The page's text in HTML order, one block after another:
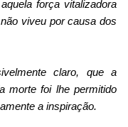
força vitalizadora
viveu por causa dos
claro, que a
morte foi lhe permitido
a inspiração.